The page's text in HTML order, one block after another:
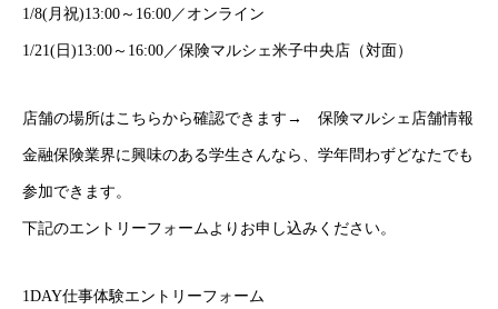
1/8(月祝)13:00～16:00／オンライン
1/21(日)13:00～16:00／保険マルシェ米子中央店（対面）
店舗の場所はこちらから確認できます→ 保険マルシェ店舗情報
金融保険業界に興味のある学生さんなら、学年問わずどなたでも
参加できます。
下記のエントリーフォームよりお申し込みください。
1DAY仕事体験エントリーフォーム